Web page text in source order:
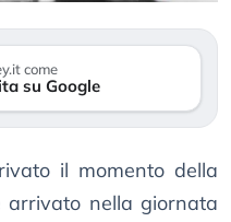
come
su Google
il momento della
arrivato nella giornata